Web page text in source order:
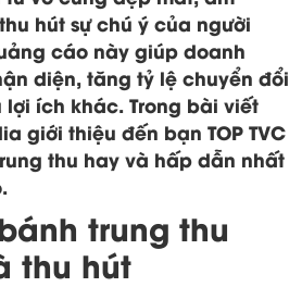
hút sự chú ý của người
cáo này giúp doanh
diện, tăng tỷ lệ chuyển đổi
lợi ích khác. Trong bài viết
giới thiệu đến bạn TOP TVC
thu hay và hấp dẫn nhất
trung thu
thu hút